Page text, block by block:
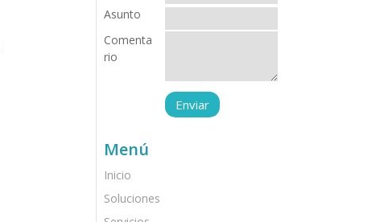
Asunto
Comenta
rio
Menú
Inicio
Soluciones